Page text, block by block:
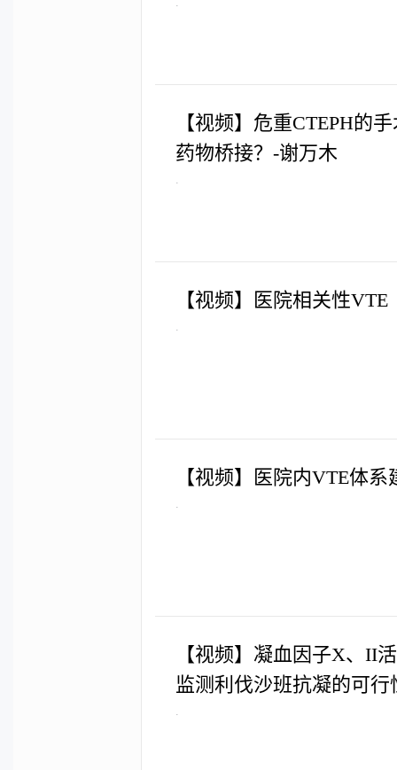
【视频】危重CTEPH的
药物桥接？-谢万木
.
【视频】医院相关性
.
【视频】医院内VTE体
.
【视频】凝血因子X、II
监测利伐沙班抗凝的可行
.